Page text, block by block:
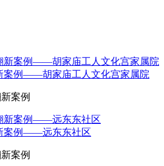
案例——胡家庙工人文化宫家属院
案例
案例——远东东社区
案例